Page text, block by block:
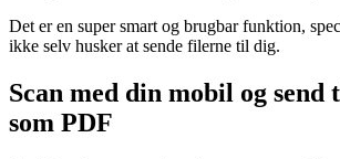
Det er en super smart og brugbar funktion,
ikke selv husker at sende filerne til dig.
Scan med din mobil og
som PDF